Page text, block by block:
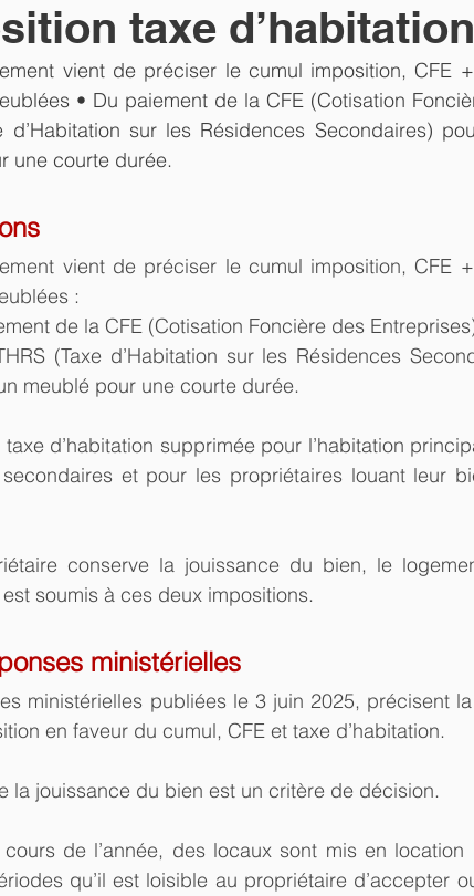
taxe
vient de préciser le cumul imposition, CFE
• Du paiement de la CFE (Cotisation
d’Habitation sur les Résidences Secondaires)
une courte durée.
vient de préciser le cumul imposition, CFE
:
de la CFE (Cotisation Foncière des
(Taxe d’Habitation sur les Résidences
meublé pour une courte durée.
taxe d’habitation supprimée pour l’habitation
et pour les propriétaires louant leur
conserve la jouissance du bien, le
soumis à ces deux impositions.
ministérielles
ministérielles publiées le 3 juin 2025, précisent
en faveur du cumul, CFE et taxe d’habitation.
la jouissance du bien est un critère de décision.
cours de l’année, des locaux sont mis en
qu’il est loisible au propriétaire d’accepter